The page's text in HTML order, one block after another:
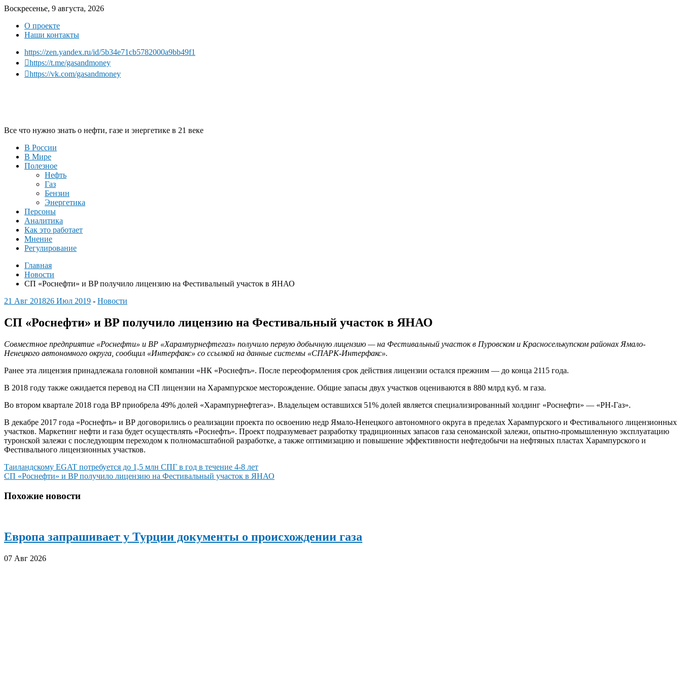
Воскресенье, 9 августа, 2026
О проекте
Наши контакты
https://zen.yandex.ru/id/5b34e71cb5782000a9bb49f1
https://t.me/gasandmoney
https://vk.com/gasandmoney
Все что нужно знать о нефти, газе и энергетике в 21 веке
В России
В Мире
Полезное
Нефть
Газ
Бензин
Энергетика
Персоны
Аналитика
Как это работает
Мнение
Регулирование
Главная
Новости
СП «Роснефти» и BP получило лицензию на Фестивальный участок в ЯНАО
21 Авг 201826 Июл 2019 - Новости
СП «Роснефти» и BP получило лицензию на Фестивальный участок в ЯНАО
Совместное предприятие «Роснефти» и BP «Харампурнефтегаз» получило первую добычную лицензию — на Фестивальный участок в Пуровском и Красноселькупском районах Ямало-
Ненецкого автономного округа, сообщил «Интерфакс» со ссылкой на данные системы «СПАРК-Интерфакс».
Ранее эта лицензия принадлежала головной компании «НК «Роснефть». После переоформления срок действия лицензии остался прежним — до конца 2115 года.
В 2018 году также ожидается перевод на СП лицензии на Харампурское месторождение. Общие запасы двух участков оцениваются в 880 млрд куб. м газа.
Во втором квартале 2018 года BP приобрела 49% долей «Харампурнефтегаз». Владельцем оставшихся 51% долей является специализированный холдинг «Роснефти» — «РН-Газ».
В декабре 2017 года «Роснефть» и ВР договорились о реализации проекта по освоению недр Ямало-Ненецкого автономного округа в пределах Харампурского и Фестивального лицензионных
участков. Маркетинг нефти и газа будет осуществлять «Роснефть». Проект подразумевает разработку традиционных запасов газа сеноманской залежи, опытно-промышленную эксплуатацию
туронской залежи с последующим переходом к полномасштабной разработке, а также оптимизацию и повышение эффективности нефтедобычи на нефтяных пластах Харампурского и
Фестивального лицензионных участков.
Навигация
по
записям
Таиландскому EGAT потребуется до 1,5 млн СПГ в год в течение 4-8 лет
СП «Роснефти» и BP получило лицензию на Фестивальный участок в ЯНАО
Похожие новости
Европа запрашивает у Турции документы о происхождении газа
07 Авг 2026